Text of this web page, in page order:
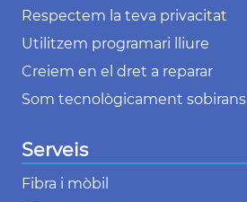
Respectem la teva privacitat
Utilitzem programari lliure
Creiem en el dret a reparar
Som tecnològicament sobirans
Serveis
Fibra i mòbil